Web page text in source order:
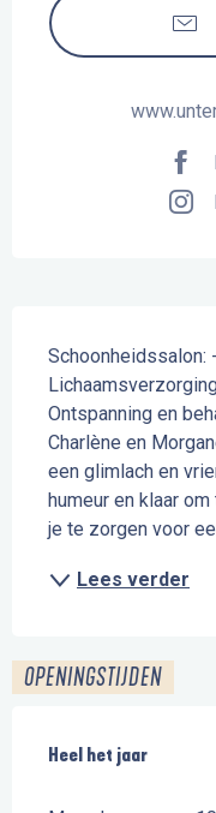
Schoonheidssalon:
Ontspanning en
Charlène en
een glimlach en
humeur en klaar
je te zorgen voor
Lees verder
OPENINGSTIJDEN
Heel het jaar
Heel het jaar